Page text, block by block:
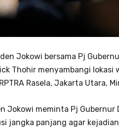
Jokowi bersama Pj
Thohir menyambangi lokasi
Rasela, Jakarta Utara,
Jokowi meminta Pj Gubernur
jangka panjang agar